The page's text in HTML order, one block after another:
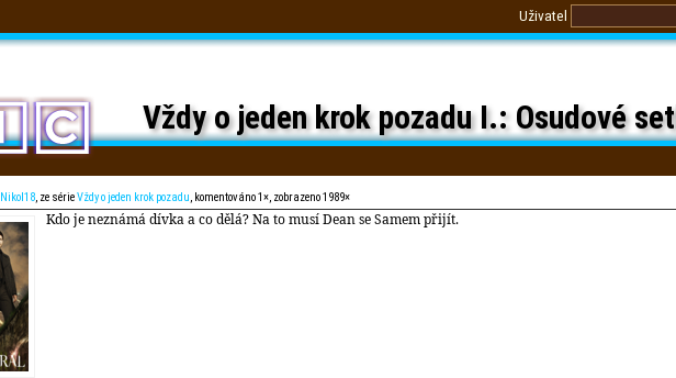
Uživatel
Vždy o jeden krok pozadu I.: Osudové
Nikol18, ze sérieVždy o jeden krok pozadu, komentováno 1×, zobrazeno 1989×
Kdo je neznámá dívka a co dělá? Na to musí Dean se Samem přijít.